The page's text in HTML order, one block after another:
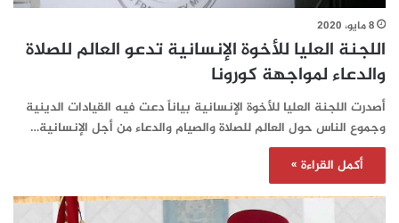
8 مايو، 2020
اللجنة العليا للأخوة الإنسانية تدعو العالم للصلاة
والدعاء لمواجهة كورونا
أصدرت اللجنة العليا للأخوة الإنسانية بياناً دعت فيه القيادات الدينية
وجموع الناس حول العالم للصلاة والصيام والدعاء من أجل الإنسانية…
أكمل القراءة »